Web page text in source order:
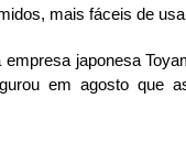
mais fáceis de
japonesa
em agosto que